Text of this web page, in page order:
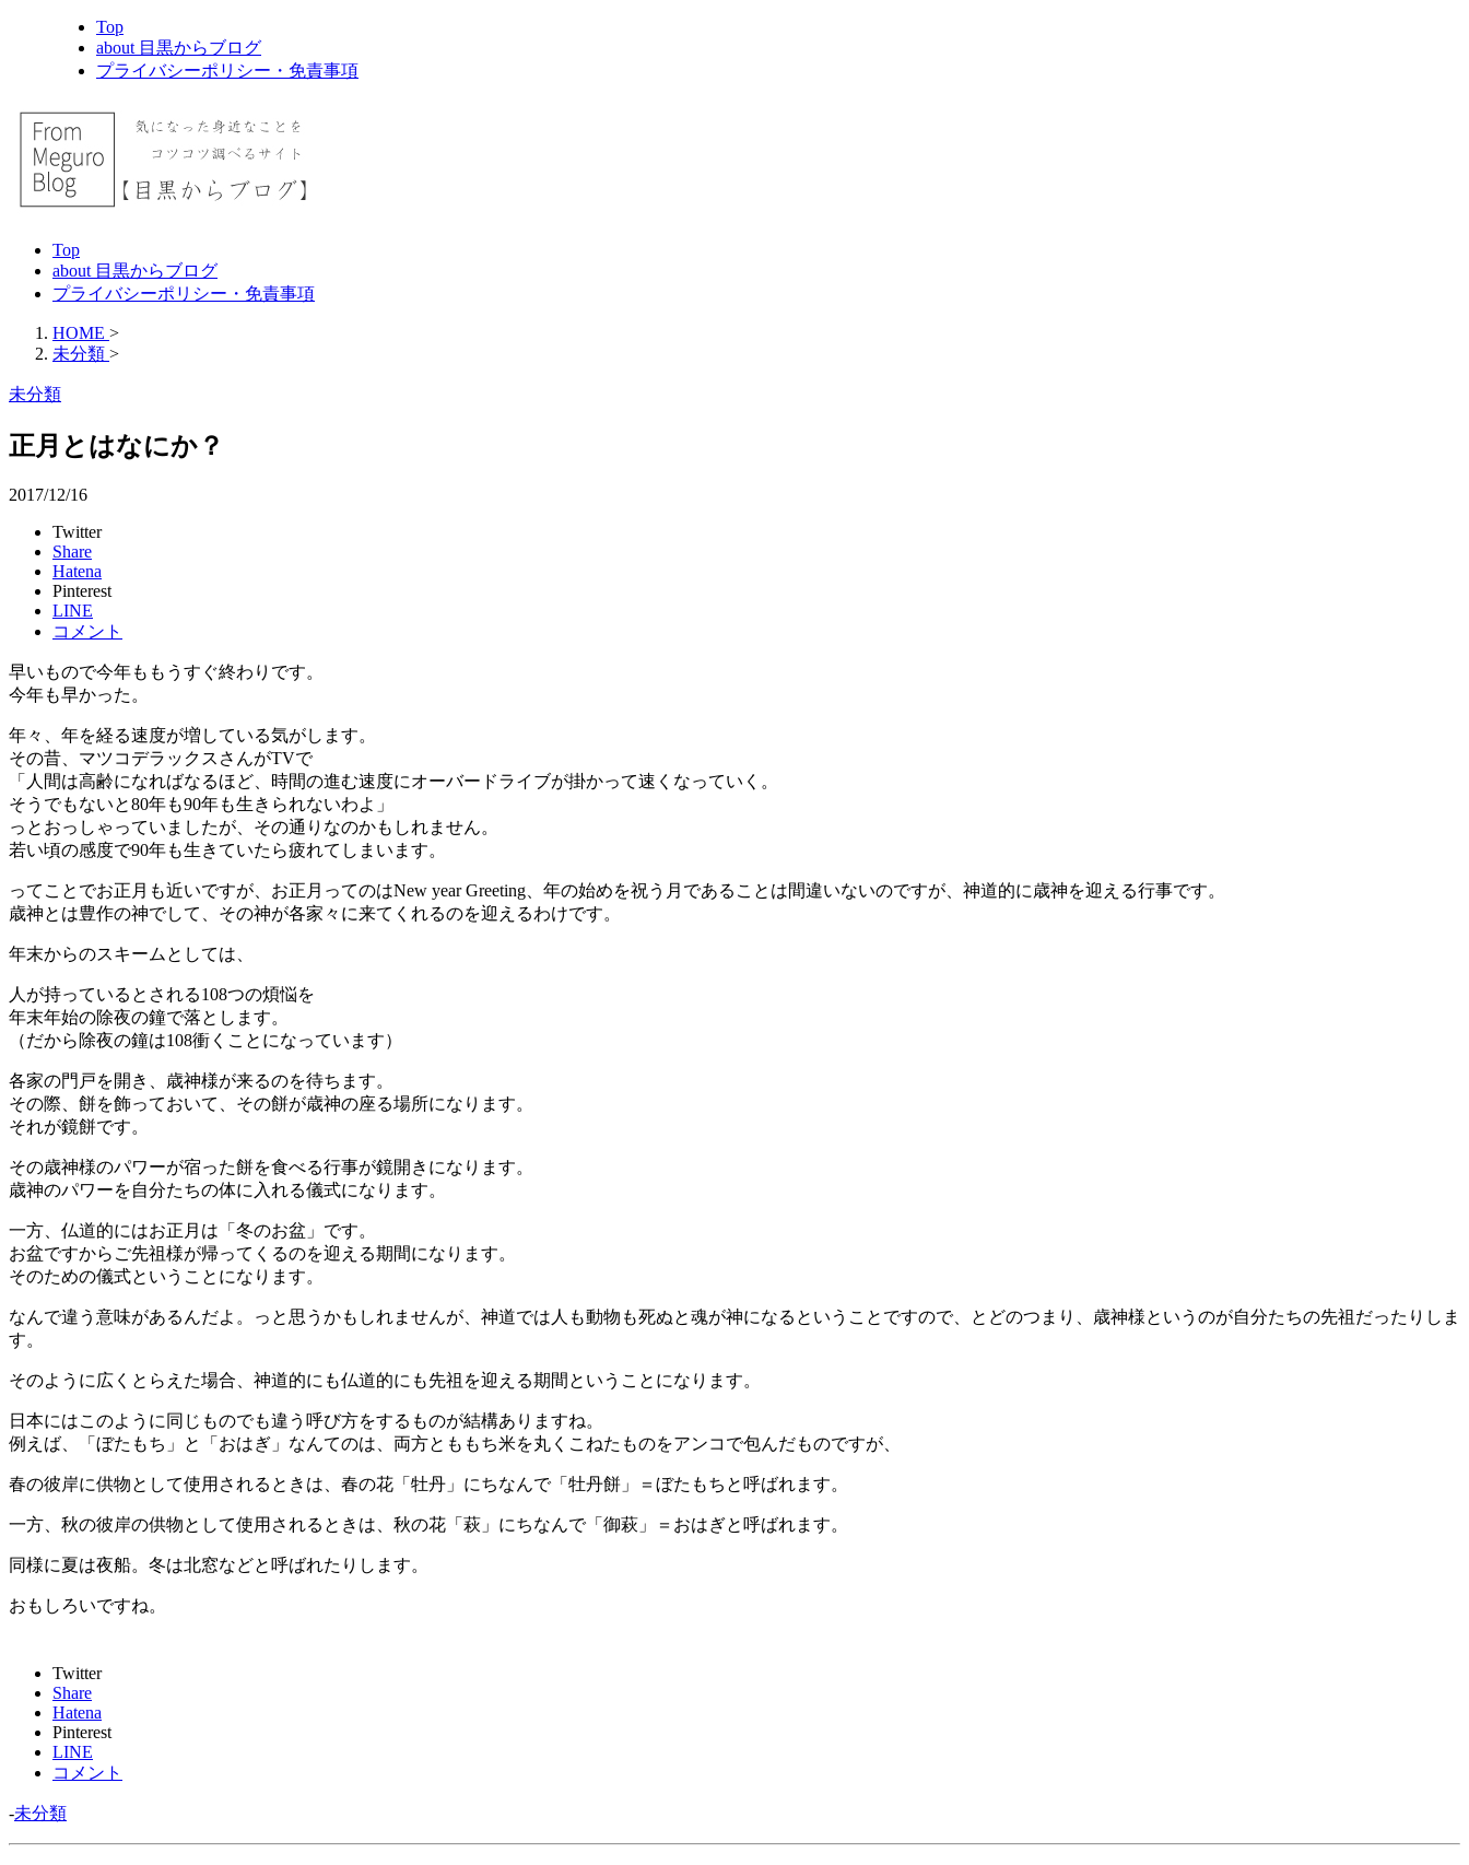
Top
about 目黒からブログ
プライバシーポリシー・免責事項
Top
about 目黒からブログ
プライバシーポリシー・免責事項
HOME >
未分類 >
未分類
正月とはなにか？
2017/12/16
Twitter
Share
Hatena
Pinterest
LINE
コメント
早いもので今年ももうすぐ終わりです。
今年も早かった。
年々、年を経る速度が増している気がします。
その昔、マツコデラックスさんがTVで
「人間は高齢になればなるほど、時間の進む速度にオーバードライブが掛かって速くなっていく。
そうでもないと80年も90年も生きられないわよ」
っとおっしゃっていましたが、その通りなのかもしれません。
若い頃の感度で90年も生きていたら疲れてしまいます。
ってことでお正月も近いですが、お正月ってのはNew year Greeting、年の始めを祝う月であることは間違いないのですが、神道的に歳神を迎える行事です。
歳神とは豊作の神でして、その神が各家々に来てくれるのを迎えるわけです。
年末からのスキームとしては、
人が持っているとされる108つの煩悩を
年末年始の除夜の鐘で落とします。
（だから除夜の鐘は108衝くことになっています）
各家の門戸を開き、歳神様が来るのを待ちます。
その際、餅を飾っておいて、その餅が歳神の座る場所になります。
それが鏡餅です。
その歳神様のパワーが宿った餅を食べる行事が鏡開きになります。
歳神のパワーを自分たちの体に入れる儀式になります。
一方、仏道的にはお正月は「冬のお盆」です。
お盆ですからご先祖様が帰ってくるのを迎える期間になります。
そのための儀式ということになります。
なんで違う意味があるんだよ。っと思うかもしれませんが、神道では人も動物も死ぬと魂が神になるということですので、とどのつまり、歳神様というのが自分たちの先祖だったりしま
す。
そのように広くとらえた場合、神道的にも仏道的にも先祖を迎える期間ということになります。
日本にはこのように同じものでも違う呼び方をするものが結構ありますね。
例えば、「ぼたもち」と「おはぎ」なんてのは、両方とももち米を丸くこねたものをアンコで包んだものですが、
春の彼岸に供物として使用されるときは、春の花「牡丹」にちなんで「牡丹餅」＝ぼたもちと呼ばれます。
一方、秋の彼岸の供物として使用されるときは、秋の花「萩」にちなんで「御萩」＝おはぎと呼ばれます。
同様に夏は夜船。冬は北窓などと呼ばれたりします。
おもしろいですね。
Twitter
Share
Hatena
Pinterest
LINE
コメント
-未分類